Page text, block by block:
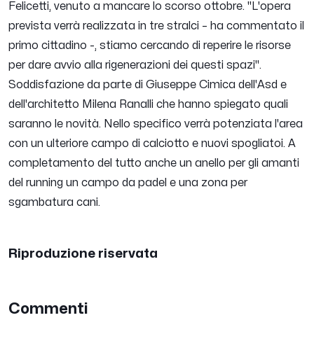
Felicetti, venuto a mancare lo scorso ottobre. ''L'opera
prevista verrà realizzata in tre stralci – ha commentato il
primo cittadino -, stiamo cercando di reperire le risorse
per dare avvio alla rigenerazioni dei questi spazi''.
Soddisfazione da parte di Giuseppe Cimica dell'Asd e
dell'architetto Milena Ranalli che hanno spiegato quali
saranno le novità. Nello specifico verrà potenziata l'area
con un ulteriore campo di calciotto e nuovi spogliatoi. A
completamento del tutto anche un anello per gli amanti
del running un campo da padel e una zona per
sgambatura cani.
Riproduzione riservata
Commenti